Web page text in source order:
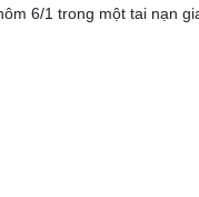
6/1 trong một tai nạn